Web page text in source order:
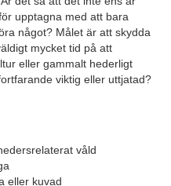
upptagna med att bara
något? Målet är att skydda
mycket tid på att
eller gammalt hederligt
viktig eller uttjatad?
våld
eller kuvad